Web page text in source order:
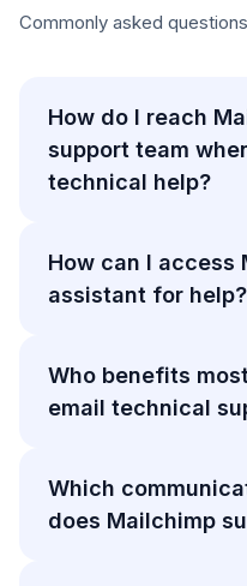
Commonly asked
How do I reach
support team
technical help?
How can I access
assistant for help?
Who benefits
email technical
Which
does Mailchimp